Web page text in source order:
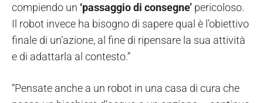
compiendo un ‘passaggio di consegne’ pericoloso.
Il robot invece ha bisogno di sapere qual è l’obiettivo
finale di un’azione, al fine di ripensare la sua attività
e di adattarla al contesto.”
“Pensate anche a un robot in una casa di cura che